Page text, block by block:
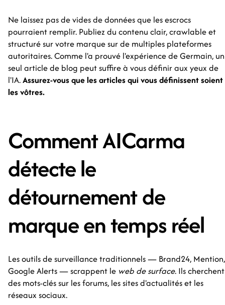
Ne laissez pas de vides de données que les escrocs
pourraient remplir. Publiez du contenu clair, crawlable et
structuré sur votre marque sur de multiples plateformes
autoritaires. Comme l'a prouvé l'expérience de Germain, un
seul article de blog peut suffire à vous définir aux yeux de
l'IA.Assurez-vous que les articles qui vous définissent soient
les vôtres.
Comment AICarma
détecte le
détournement de
marque en temps réel
Les outils de surveillance traditionnels — Brand24, Mention,
Google Alerts — scrappent le web de surface. Ils cherchent
des mots-clés sur les forums, les sites d'actualités et les
réseaux sociaux.